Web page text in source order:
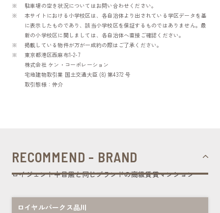
駐車場の空き状況についてはお問い合わせください。
本サイトにおける小学校区は、各自治体より出されている学区データを基
に表示したものであり、該当小学校区を保証するものではありません。最
新の小学校区に関しましては、各自治体へ直接ご確認ください。
掲載している物件が万が一成約の際はご了承ください。
東京都港区西麻布1-2-7
株式会社 ケン・コーポレーション
宅地建物取引業 国土交通大臣 (8) 第4372 号
取引態様：仲介
RECOMMEND - BRAND
ロイジェント中目黒と同じブランドの高級賃貸マンション
ロイヤルパークス品川